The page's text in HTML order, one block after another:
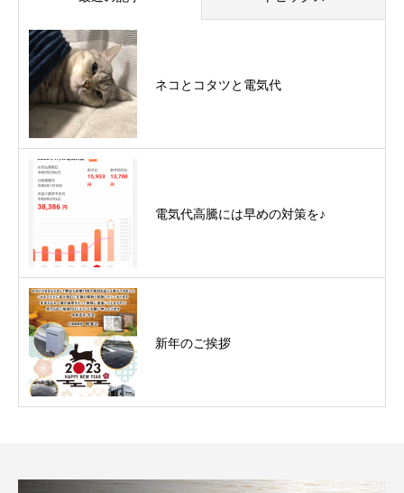
ネコとコタツと電気代
電気代高騰には早めの対策を♪
新年のご挨拶